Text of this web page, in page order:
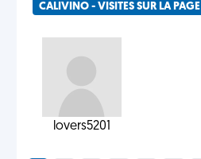
CALIVINO - VISITES SUR LA PAGE
lovers5201